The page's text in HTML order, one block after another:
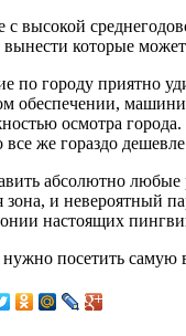
с высокой
которые
по городу приятно
обеспечении,
осмотра
же гораздо
абсолютно
зона, и невероятный
настоящих
нужно посетить